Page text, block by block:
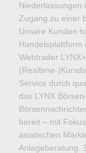
Niederlassungen
Zugang zu einer
Unsere Kunden
Handelsplattform
Webtrader
(Realtime-
Service durch
das LYNX
bereit – mit
asiatischen
Anlageberatung.